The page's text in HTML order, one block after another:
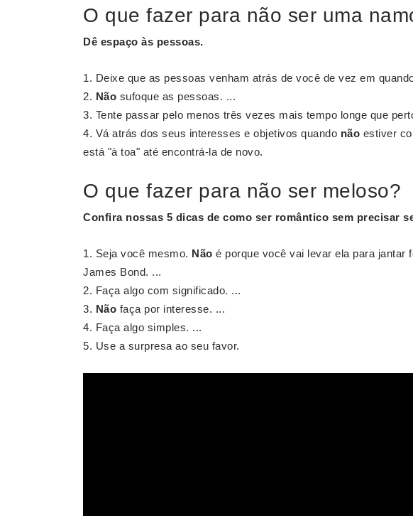
O que fazer para não ser uma
Dê espaço às pessoas.
Deixe que as pessoas venham atrás de você de vez em
Não sufoque as pessoas. ...
Tente passar pelo menos três vezes mais tempo longe que
Vá atrás dos seus interesses e objetivos quando não estiver
está "à toa" até encontrá-la de novo.
O que fazer para não ser meloso?
Confira nossas 5 dicas de como ser romântico sem precisar
Seja você mesmo. Não é porque você vai levar ela para jantar
James Bond. ...
Faça algo com significado. ...
Não faça por interesse. ...
Faça algo simples. ...
Use a surpresa ao seu favor.